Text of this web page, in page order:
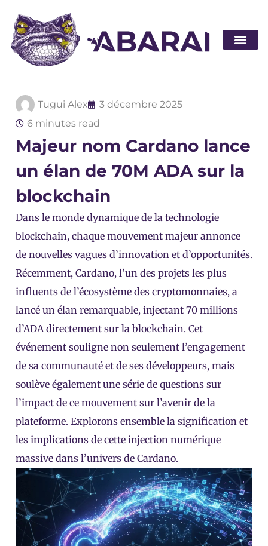
Tugui Alex
3 décembre 2025
6 minutes read
Majeur nom Cardano lance
un élan de 70M ADA sur la
blockchain
Dans le monde dynamique de la technologie
blockchain, chaque mouvement majeur annonce
de nouvelles vagues d’innovation et d’opportunités.
Récemment, Cardano, l’un des projets les plus
influents de l’écosystème des cryptomonnaies, a
lancé un élan remarquable, injectant 70 millions
d’ADA directement sur la blockchain. Cet
événement souligne non seulement l’engagement
de sa communauté et de ses développeurs, mais
soulève également une série de questions sur
l’impact de ce mouvement sur l’avenir de la
plateforme. Explorons ensemble la signification et
les implications de cette injection numérique
massive dans l’univers de Cardano.